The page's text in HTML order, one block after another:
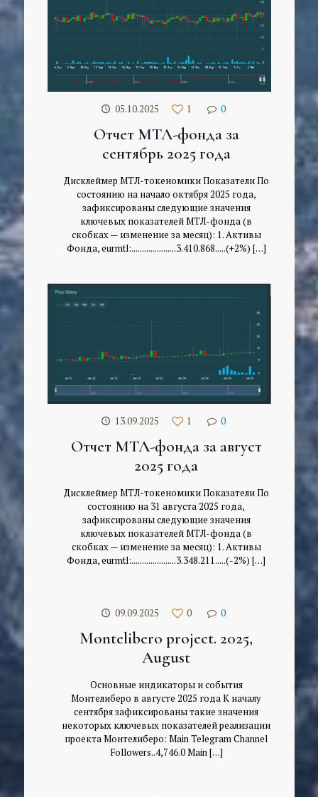
05.10.2025 1 0
Отчет МТЛ-фонда за
сентябрь 2025 года
Дисклеймер МТЛ-токеномики Показатели По
состоянию на начало октября 2025 года,
зафиксированы следующие значения
ключевых показателей МТЛ-фонда (в
скобках — изменение за месяц): 1. Активы
Фонда, eurmtl:.....................3.410.868.....(+2%) […]
13.09.2025 1 0
Отчет МТЛ-фонда за август
2025 года
Дисклеймер МТЛ-токеномики Показатели По
состоянию на 31 августа 2025 года,
зафиксированы следующие значения
ключевых показателей МТЛ-фонда (в
скобках — изменение за месяц): 1. Активы
Фонда, eurmtl:.....................3.348.211.....(-2%) […]
09.09.2025 0 0
Montelibero project. 2025,
August
Основные индикаторы и события
Монтелиберо в августе 2025 года К началу
сентября зафиксированы такие значения
некоторых ключевых показателей реализации
проекта Монтелиберо: Main Telegram Channel
Followers..4,746.0 Main[…]